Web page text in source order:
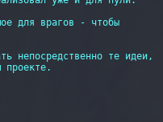
для врагов - чтобы
непосредственно те идеи,
проекте.